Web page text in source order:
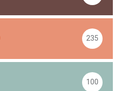
235
100